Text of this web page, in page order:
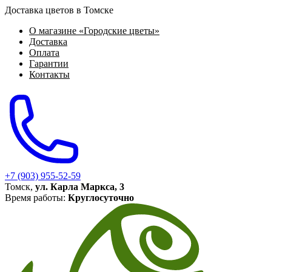
Доставка цветов в Томске
О магазине «Городские цветы»
Доставка
Оплата
Гарантии
Контакты
+7 (903) 955-52-59
Томск, ул. Карла Маркса, 3
Время работы: Круглосуточно